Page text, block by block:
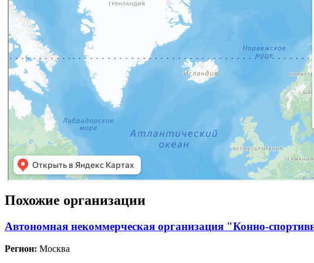
Похожие организации
Автономная некоммерческая организация "Конно-
Регион: Москва